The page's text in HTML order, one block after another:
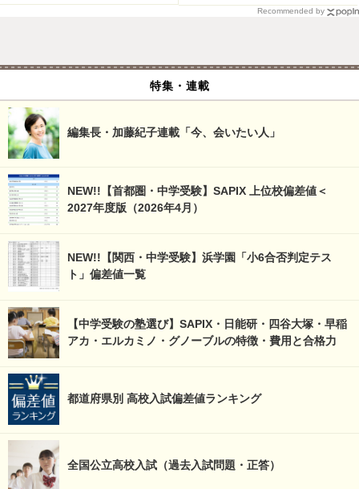
Recommended by
特集・連載
編集長・加藤紀子連載「今、会いたい人」
NEW!!【首都圏・中学受験】SAPIX 上位校偏差値＜
2027年度版（2026年4月）
NEW!!【関西・中学受験】浜学園「小6合否判定テス
ト」偏差値一覧
【中学受験の塾選び】SAPIX・日能研・四谷大塚・早稲
アカ・エルカミノ・グノーブルの特徴・費用と合格力
都道府県別 高校入試偏差値ランキング
全国公立高校入試（過去入試問題・正答）